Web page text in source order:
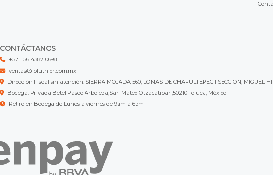
CONTÁCTANOS
+52 1 56 4387 0698
ventas@lbluthier.com.mx
Dirección Fiscal sin atención: SIERRA MOJADA 560, LOMAS DE CHAPULTEPEC I SECCION, MIGUEL
Bodega: Privada Betel Paseo Arboleda,San Mateo Otzacatipan,50210 Toluca, México
Retiro en Bodega de Lunes a viernes de 9am a 6pm